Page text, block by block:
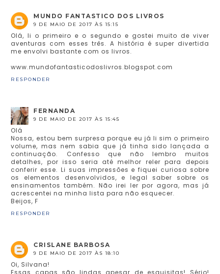
MUNDO FANTASTICO DOS LIVROS
9 DE MAIO DE 2017 ÀS 15:15
Olá, li o primeiro e o segundo e gostei muito de viver
aventuras com esses três. A história é super divertida
me envolvi bastante com os livros.
www.mundofantasticodoslivros.blogspot.com
RESPONDER
FERNANDA
9 DE MAIO DE 2017 ÀS 15:45
Olá
Nossa, estou bem surpresa porque eu já li sim o primeiro
volume, mas nem sabia que já tinha sido lançada a
continuação. Confesso que não lembro muitos
detalhes, por isso seria até melhor reler para depois
conferir esse. Li suas impressões e fiquei curiosa sobre
os elementos desenvolvidos, e legal saber sobre os
ensinamentos também. Não irei ler por agora, mas já
acrescentei na minha lista para não esquecer.
Beijos, F
RESPONDER
CRISLANE BARBOSA
9 DE MAIO DE 2017 ÀS 18:10
Oi, Silvana!
Essas capas são lindas apesar de esquisitas! Sério!